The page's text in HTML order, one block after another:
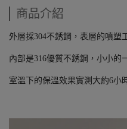
商品介紹
外層採304不銹鋼，表層的噴塑
內部是316優質不銹鋼，小小的
室溫下的保溫效果實測大約6小